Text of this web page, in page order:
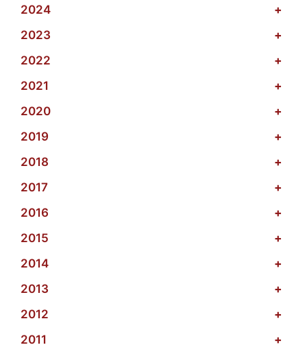
2024
+
2023
+
2022
+
2021
+
2020
+
2019
+
2018
+
2017
+
2016
+
2015
+
2014
+
2013
+
2012
+
2011
+